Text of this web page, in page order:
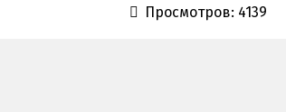
Просмотров: 4139